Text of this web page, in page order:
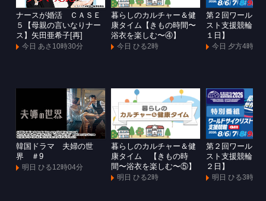
ナースが婚活 ＣＡＳＥ
５【母親の言いなりナー
ス】矢田亜希子[再]
今日 あさ10時30分
暮らしのカルチャー＆健
康タイム【きもの時間〜
浴衣を楽しむ〜④】
今日 ひる2時
第２回ワールド
スト支援競輪
１日】
今日 夕方4時
韓国ドラマ 夫婦の世
界 ＃9
明日 ひる12時04分
暮らしのカルチャー＆健
康タイム 【きもの時
間〜浴衣を楽しむ〜⑤】
明日 ひる2時
第２回ワールド
スト支援競輪
２日】
明日 ひる3時